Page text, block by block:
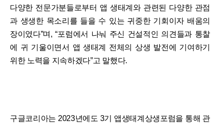
다양한 전문가분들로부터 앱 생태계와 관련된 다양한 관점
과 생생한 목소리를 들을 수 있는 귀중한 기회이자 배움의
장이였다”며, “포럼에서 나눠 주신 건설적인 의견들과 통찰
에 귀 기울이면서 앱 생태계 전체의 상생 발전에 기여하기
위한 노력을 지속하겠다”고 말했다.
구글코리아는 2023년에도 3기 앱생태계상생포럼을 통해 관